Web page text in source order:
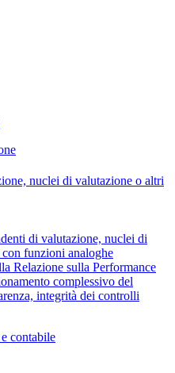
nuclei di valutazione o altri
di valutazione, nuclei di
funzioni analoghe
Relazione sulla Performance
complessivo del
integrità dei controlli
contabile